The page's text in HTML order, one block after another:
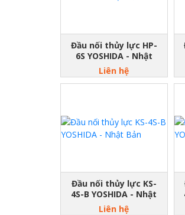
Đầu nối thủy lực HP-
6S YOSHIDA - Nhật
Bản
Liên hệ
Đầu nối thủy lực KS-
4S-B YOSHIDA - Nhật
Bản
Liên hệ